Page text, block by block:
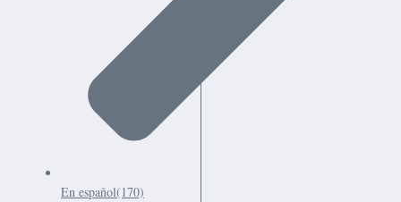
En español(170)